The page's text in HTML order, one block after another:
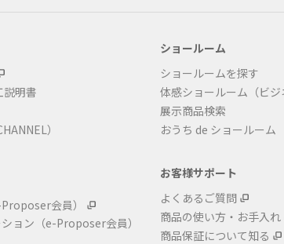
説明書
）
Proposer会員）
ョン （e-Proposer会員）
ショールーム
ショールームを探す
体感ショールーム（ビジ
展示商品検索
おうち de ショールーム
お客様サポート
よくあるご質問
商品の使い方・お手入れ
商品保証について知る